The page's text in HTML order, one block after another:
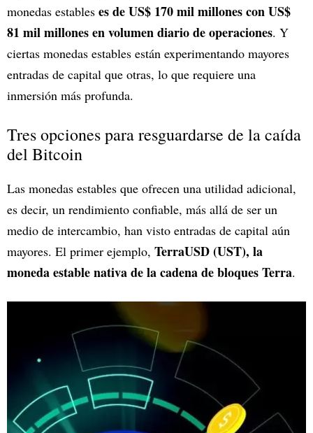
monedas estables es de US$ 170 mil millones con US$
81 mil millones en volumen diario de operaciones. Y
ciertas monedas estables están experimentando mayores
entradas de capital que otras, lo que requiere una
inmersión más profunda.
Tres opciones para resguardarse de la caída
del Bitcoin
Las monedas estables que ofrecen una utilidad adicional,
es decir, un rendimiento confiable, más allá de ser un
medio de intercambio, han visto entradas de capital aún
mayores. El primer ejemplo, TerraUSD (UST), la
moneda estable nativa de la cadena de bloques Terra.